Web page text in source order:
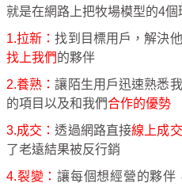
就是在網路上把牧場模型的4個
1.拉新：找到目標用戶，解決
找上我們的夥伴
2.養熟：讓陌生用戶迅速熟悉
的項目以及和我們合作的優勢
3.成交：透過網路直接線上成交
了老遠結果被反行銷
4.裂變：讓每個想經營的夥伴